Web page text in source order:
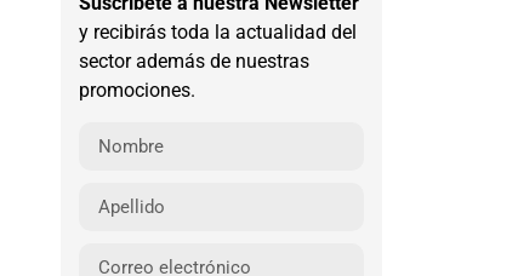
y recibirás toda la actualidad del
sector además de nuestras
promociones.